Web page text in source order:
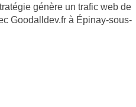
génère un trafic web de
Goodalldev.fr à Épinay-sous-